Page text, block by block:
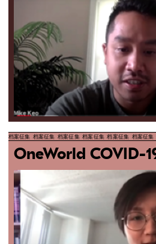
档案征集 档案征集 档案征集 档案征集 档案征集 档案征集
OneWorld COVID-